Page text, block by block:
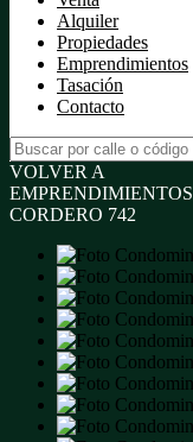
Alquiler
Propiedades
Emprendimientos
Tasación
Contacto
VOLVER A
EMPRENDIMIENTOS
CORDERO 742